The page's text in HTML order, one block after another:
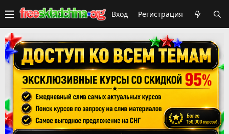
Вход Регистрация